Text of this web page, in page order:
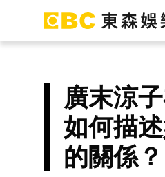
廣末涼
如何描
的關係？